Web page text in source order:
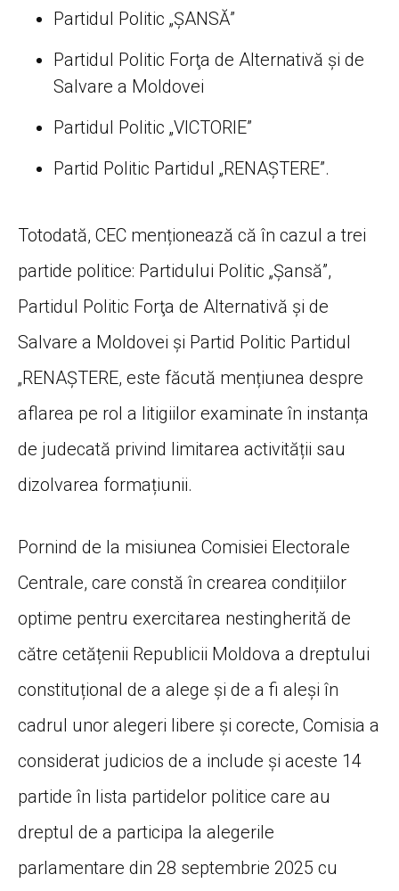
Partidul Politic „ŞANSĂ”
Partidul Politic Forţa de Alternativă şi de
Salvare a Moldovei
Partidul Politic „VICTORIE”
Partid Politic Partidul „RENAŞTERE”.
Totodată, CEC menționează că în cazul a trei
partide politice: Partidului Politic „Șansă”,
Partidul Politic Forţa de Alternativă şi de
Salvare a Moldovei și Partid Politic Partidul
„RENAŞTERE, este făcută mențiunea despre
aflarea pe rol a litigiilor examinate în instanța
de judecată privind limitarea activității sau
dizolvarea formațiunii.
Pornind de la misiunea Comisiei Electorale
Centrale, care constă în crearea condițiilor
optime pentru exercitarea nestingherită de
către cetățenii Republicii Moldova a dreptului
constituțional de a alege și de a fi aleși în
cadrul unor alegeri libere și corecte, Comisia a
considerat judicios de a include și aceste 14
partide în lista partidelor politice care au
dreptul de a participa la alegerile
parlamentare din 28 septembrie 2025 cu